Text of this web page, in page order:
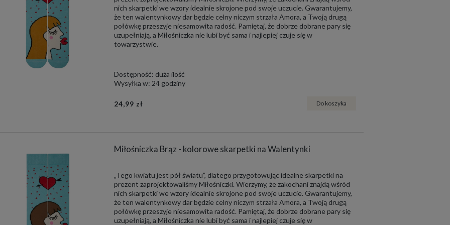
nich skarpetki we wzory idealnie skrojone pod swoje uczucie. Gwarantujemy,
że ten walentynkowy dar będzie celny niczym strzała Amora, a Twoją drugą
połówkę przeszyje niesamowita radość. Pamiętaj, że dobrze dobrane pary się
uzupełniają, a Miłośniczka nie lubi być sama i najlepiej czuje się w
towarzystwie.
Dostępność: duża ilość
Wysyłka w: 24 godziny
24,99 zł Do koszyka
Miłośniczka Brąz - kolorowe skarpetki na Walentynki
„Tego kwiatu jest pół światu”, dlatego przygotowując idealne skarpetki na
prezent zaprojektowaliśmy Miłośniczki. Wierzymy, że zakochani znajdą wśród
nich skarpetki we wzory idealnie skrojone pod swoje uczucie. Gwarantujemy,
że ten walentynkowy dar będzie celny niczym strzała Amora, a Twoją drugą
połówkę przeszyje niesamowita radość. Pamiętaj, że dobrze dobrane pary się
uzupełniają, a Miłośniczka nie lubi być sama i najlepiej czuje się w